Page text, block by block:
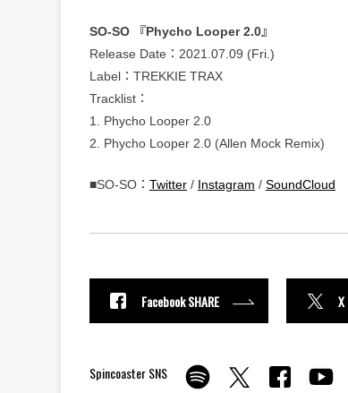
SO-SO 『Phycho Looper 2.0』
Release Date：2021.07.09 (Fri.)
Label：TREKKIE TRAX
Tracklist：
1. Phycho Looper 2.0
2. Phycho Looper 2.0 (Allen Mock Remix)
■SO-SO： Twitter / Instagram / SoundCloud
Facebook SHARE X
Spincoaster SNS